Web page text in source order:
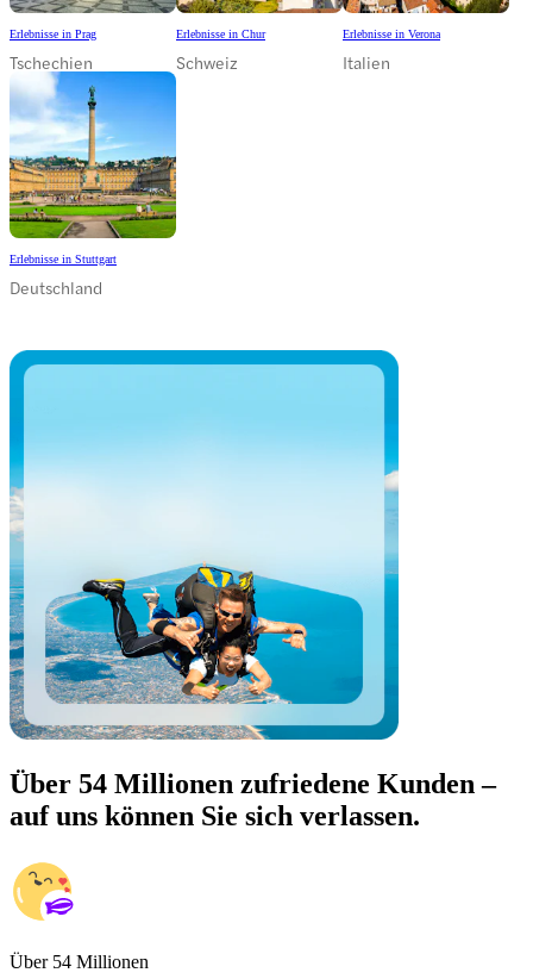
Erlebnisse in Prag
Tschechien
Erlebnisse in Chur
Schweiz
Erlebnisse in Verona
Italien
Erlebnisse in Stuttgart
Deutschland
Über 54 Millionen zufriedene Kunden –
auf uns können Sie sich verlassen.
Über 54 Millionen